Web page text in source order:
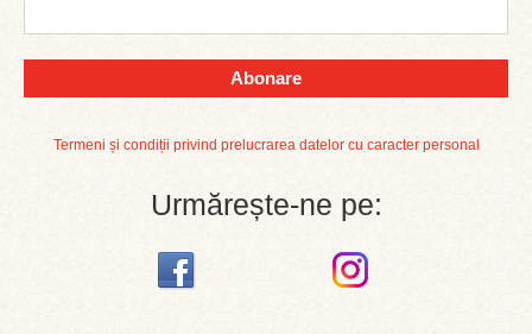
Abonare
Termeni și condiții privind prelucrarea datelor cu caracter personal
Urmărește-ne pe: